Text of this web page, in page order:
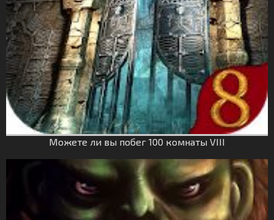
Можете ли вы побег 100 комнаты VIII